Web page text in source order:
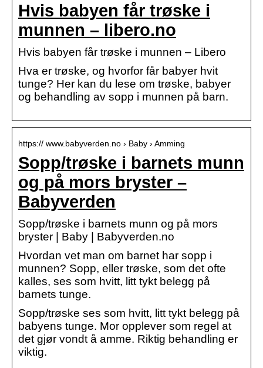
Hvis babyen får trøske i
munnen – libero.no
Hvis babyen får trøske i munnen – Libero
Hva er trøske, og hvorfor får babyer hvit
tunge? Her kan du lese om trøske, babyer
og behandling av sopp i munnen på barn.
https:// www.babyverden.no › Baby › Amming
Sopp/trøske i barnets munn
og på mors bryster –
Babyverden
Sopp/trøske i barnets munn og på mors
bryster | Baby | Babyverden.no
Hvordan vet man om barnet har sopp i
munnen? Sopp, eller trøske, som det ofte
kalles, ses som hvitt, litt tykt belegg på
barnets tunge.
Sopp/trøske ses som hvitt, litt tykt belegg på
babyens tunge. Mor opplever som regel at
det gjør vondt å amme. Riktig behandling er
viktig.